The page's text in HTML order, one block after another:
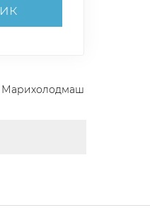
Марихолодмаш